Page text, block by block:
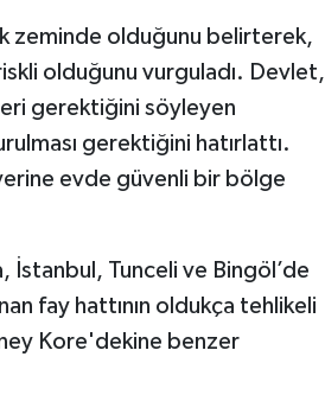
zeminde olduğunu belirterek,
olduğunu vurguladı. Devlet,
gerektiğini söyleyen
gerektiğini hatırlattı.
evde güvenli bir bölge
İstanbul, Tunceli ve Bingöl’de
fay hattının oldukça tehlikeli
Kore'dekine benzer